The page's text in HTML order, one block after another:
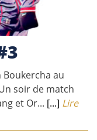
Boukercha au
soir de match
et Or... [...] Lire